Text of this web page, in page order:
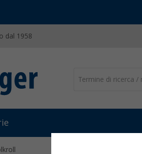
dal 1958